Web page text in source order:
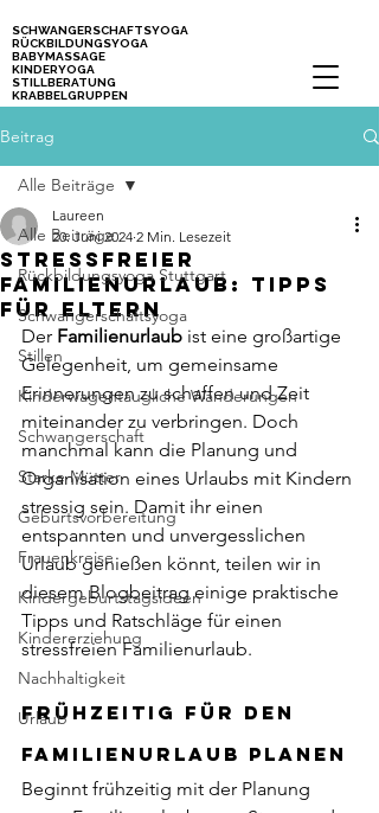
SCHWANGERSCHAFTSYOGA
RÜCKBILDUNGSYOGA
BABYMASSAGE
KINDERYOGA
STILLBERATUNG
KRABBELGRUPPEN
Beitrag
Alle Beiträge
Rückbildungsyoga Stuttgart
Schwangerschaftsyoga
Stillen
Kinderwagentaugliche Wanderungen
Schwangerschaft
Starke Mütter
Geburtsvorbereitung
Frauenkreise
Kindergeburtstagsideen
Kindererziehung
Nachhaltigkeit
Urlaub
Alle Beiträge
Stressfreier
Familienurlaub: Tipps
für Eltern
Laureen
20. Juni 2024 2 Min. Lesezeit
Der Familienurlaub ist eine großartige
Gelegenheit, um gemeinsame
Erinnerungen zu schaffen und Zeit
miteinander zu verbringen. Doch
manchmal kann die Planung und
Organisation eines Urlaubs mit Kindern
stressig sein. Damit ihr einen
entspannten und unvergesslichen
Urlaub genießen könnt, teilen wir in
diesem Blogbeitrag einige praktische
Tipps und Ratschläge für einen
stressfreien Familienurlaub.
Frühzeitig für den
Familienurlaub planen
Beginnt frühzeitig mit der Planung